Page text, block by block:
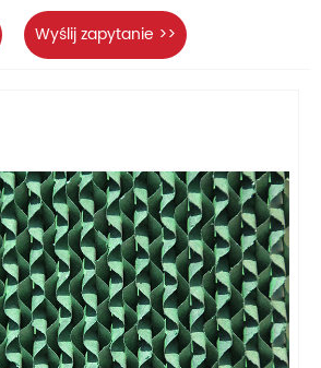
Wyślij zapytanie >>